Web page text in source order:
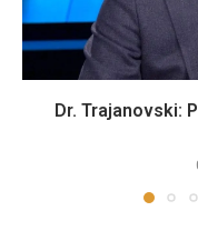
Dr. Trajanovski: